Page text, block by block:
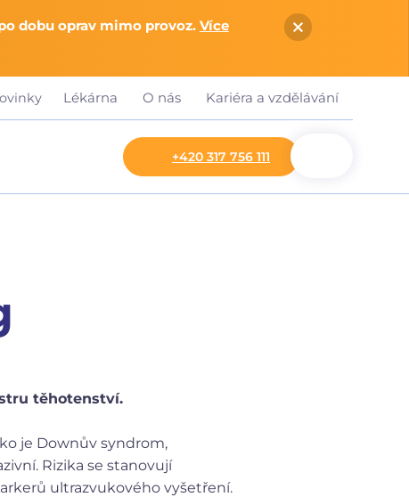
dobu oprav mimo provoz. Více
Lékárna O nás Kariéra a vzdělávání
+420 317 756 111
těhotenství.
je Downův syndrom,
Rizika se stanovují
ultrazvukového vyšetření.